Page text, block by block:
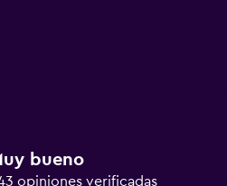
bueno
opiniones verificadas